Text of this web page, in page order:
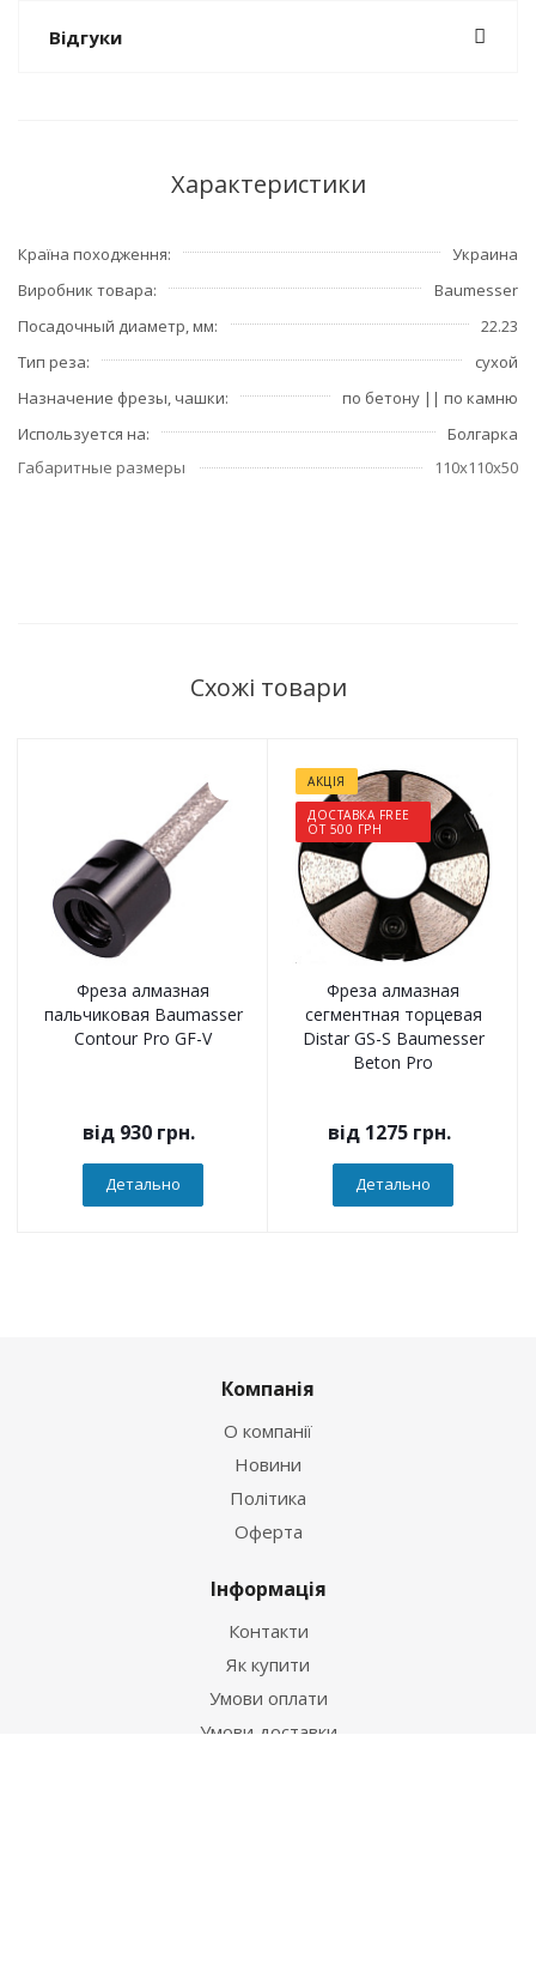
Відгуки
Характеристики
Країна походження
Украина
Виробник товара
Baumesser
Посадочный диаметр, мм
22.23
Тип реза
сухой
Назначение фрезы, чашки
по бетону || по камню
Используется на
Болгарка
Габаритные размеры
110х110х50
Схожі товари
Фреза алмазная
пальчиковая Baumasser
Contour Pro GF-V
від 930 грн.
Детально
АКЦІЯ
ДОСТАВКА FREE
ОТ 500 ГРН
Фреза алмазная
сегментная торцевая
Distar GS-S Baumesser
Beton Pro
від 1275 грн.
Детально
Компанія
О компанії
Новини
Політика
Оферта
Інформація
Контакти
Як купити
Умови оплати
Умови доставки